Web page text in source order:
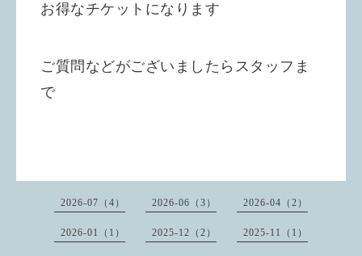
お得なチケットになります
ご質問などがございましたらスタッフま
で
2026-07（4） 2026-06（3） 2026-04（2）
2026-01（1） 2025-12（2） 2025-11（1）